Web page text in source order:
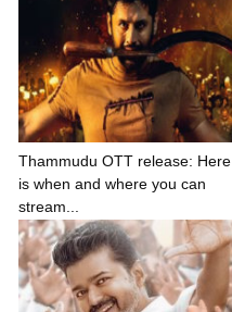
Thammudu OTT release: Here
is when and where you can
stream...